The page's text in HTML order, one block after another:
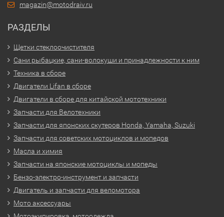
magazin@motodraiv.ru
РАЗДЕЛЫ
Щетки стеклоочистителя
Сани рыбацкие, сани-волокуши и принадлежности к ним
Техника в сборе
Двигатели Lifan в сборе
Двигатели в сборе для китайской мототехники
Запчасти для Велотехники
Запчасти для японских скутеров Honda, Yamaha, Suzuki
Запчасти для советских мотоциклов и мопедов
Масла и химия
Запчасти на японские мотоциклы и мопеды
Бензо-электро-инструмент и запчасти
Двигатель и запчасти для веломотора
Мото аксессуары